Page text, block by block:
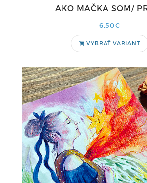
AKO MAČKA SOM/
6,50€
VYBRAŤ VARIANT